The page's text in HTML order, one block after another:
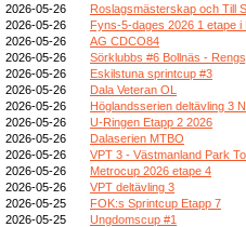
2026-05-26
Roslagsmästerskap och Till
2026-05-26
Fyns-5-dages 2026 1 etape i
2026-05-26
AG CDCO84
2026-05-26
Sörklubbs #6 Bollnäs -
2026-05-26
Eskilstuna sprintcup #3
2026-05-26
Dala Veteran OL
2026-05-26
Höglandsserien deltävling 3
2026-05-26
U-Ringen Etapp 2 2026
2026-05-26
Dalaserien MTBO
2026-05-26
VPT 3 - Västmanland Park
2026-05-26
Metrocup 2026 etape 4
2026-05-26
VPT deltävling 3
2026-05-25
FOK:s Sprintcup Etapp 7
2026-05-25
Ungdomscup #1